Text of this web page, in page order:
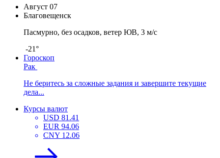
Август 07
Благовещенск
Пасмурно, без осадков, ветер ЮВ, 3 м/с
-21°
Гороскоп
Рак
Не беритесь за сложные задания и завершите текущие
дела...
Курсы валют
USD 81.41
EUR 94.06
CNY 12.06